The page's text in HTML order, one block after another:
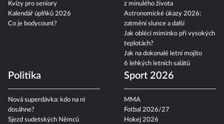
Kvízy pro seniory
Kalendář úplňků 2026
Co je bodycount?
z minulého života
Astronomické úkazy 2026:
zatmění slunce a další
Jak obléci miminko při vysokých
teplotách?
Jak na dokonalé letní mojito
6 lehkých letních salátů
Politika
Nová superdávka: kdo na ní
dosáhne?
Sjezd sudetských Němců
Sport 2026
MMA
Fotbal 2026/27
Hokej 2026